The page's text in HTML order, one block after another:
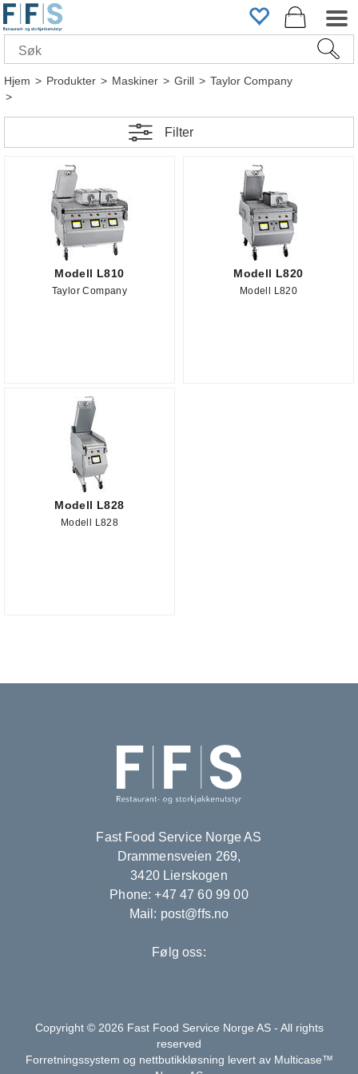
Hjem>Produkter>Maskiner>Grill>Taylor Company
>
Filter
Modell L810
Taylor Company
Modell L820
Modell L820
Modell L828
Modell L828
Fast Food Service Norge AS
Drammensveien 269,
3420 Lierskogen
Phone: +47 47 60 99 00
Mail: post@ffs.no
Følg oss:
Copyright © 2026 Fast Food Service Norge AS - All rights
reserved
Forretningssystem og nettbutikkløsning levert av Multicase™